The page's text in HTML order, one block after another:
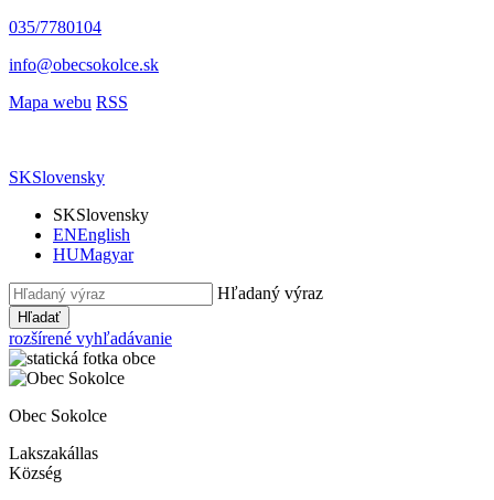
035/7780104
info@obecsokolce.sk
Mapa webu RSS
SKSlovensky
SKSlovensky
ENEnglish
HUMagyar
Hľadaný výraz
Hľadať
rozšírené vyhľadávanie
Obec Sokolce
Lakszakállas
Község